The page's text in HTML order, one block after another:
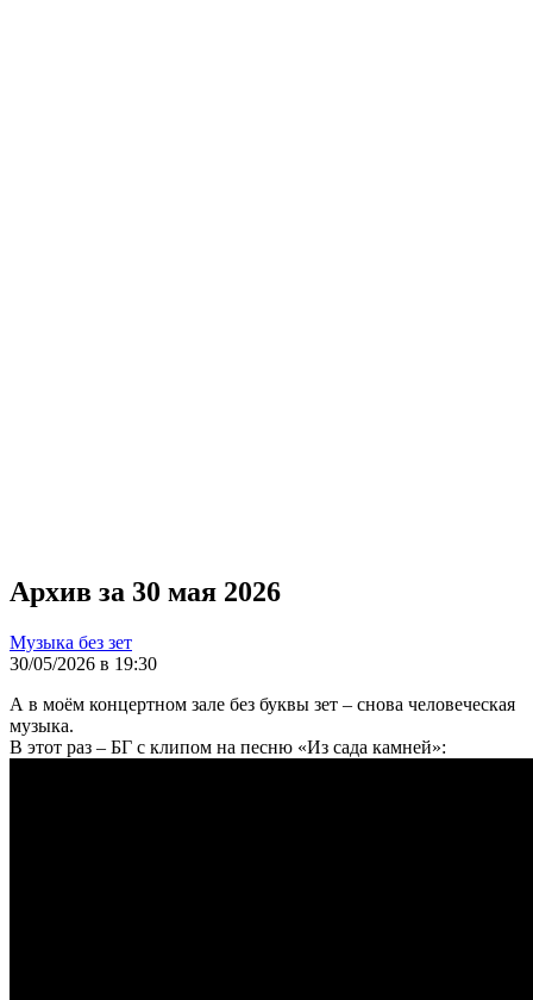
Архив за 30 мая 2026
Музыка без зет
30/05/2026 в 19:30
А в моём концертном зале без буквы зет – снова человеческая
музыка.
В этот раз – БГ с клипом на песню «Из сада камней»: